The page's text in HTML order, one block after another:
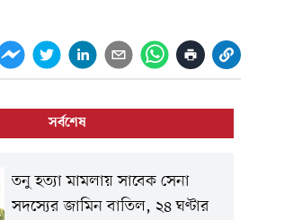
সর্বশেষ
তনু হত্যা মামলায় সাবেক সেনা
সদস্যের জামিন বাতিল, ২৪ ঘণ্টার